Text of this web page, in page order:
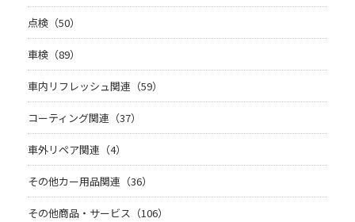
点検（50）
車検（89）
車内リフレッシュ関連（59）
コーティング関連（37）
車外リペア関連（4）
その他カー用品関連（36）
その他商品・サービス（106）